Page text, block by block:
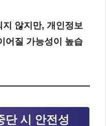
않지만, 개인정보
어질 가능성이 높습
단 시 안전성